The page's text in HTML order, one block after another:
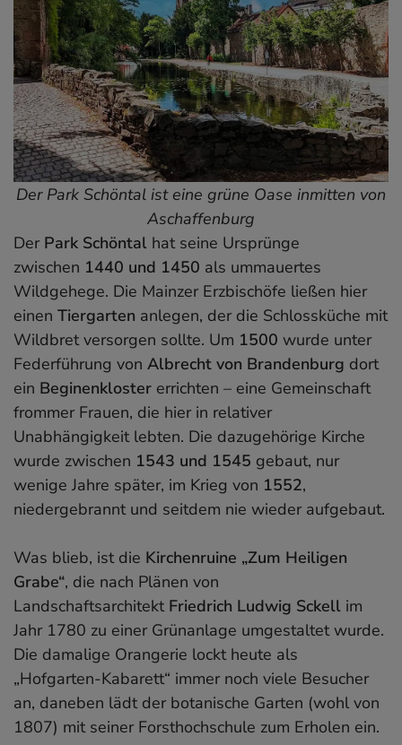
Der Park Schöntal ist eine grüne Oase inmitten von
Aschaffenburg
Der Park Schöntal hat seine Ursprünge
zwischen 1440 und 1450 als ummauertes
Wildgehege. Die Mainzer Erzbischöfe ließen hier
einen Tiergarten anlegen, der die Schlossküche mit
Wildbret versorgen sollte. Um 1500 wurde unter
Federführung von Albrecht von Brandenburg dort
ein Beginenkloster errichten – eine Gemeinschaft
frommer Frauen, die hier in relativer
Unabhängigkeit lebten. Die dazugehörige Kirche
wurde zwischen 1543 und 1545 gebaut, nur
wenige Jahre später, im Krieg von 1552,
niedergebrannt und seitdem nie wieder aufgebaut.
Was blieb, ist die Kirchenruine „Zum Heiligen
Grabe“, die nach Plänen von
Landschaftsarchitekt Friedrich Ludwig Sckell im
Jahr 1780 zu einer Grünanlage umgestaltet wurde.
Die damalige Orangerie lockt heute als
„Hofgarten-Kabarett“ immer noch viele Besucher
an, daneben lädt der botanische Garten (wohl von
1807) mit seiner Forsthochschule zum Erholen ein.